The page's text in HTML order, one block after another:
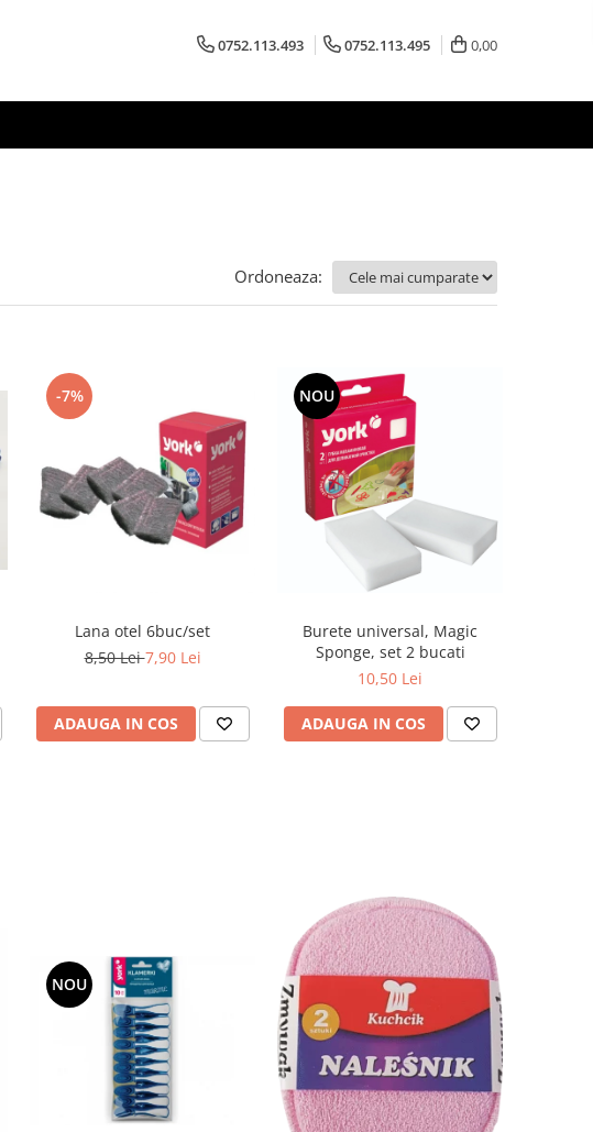
0752.113.493 0752.113.495 0,00
Ordoneaza:
-7%
Lana otel 6buc/set
8,50 Lei7,90 Lei
ADAUGA IN COS
NOU
Burete universal, Magic
Sponge, set 2 bucati
10,50 Lei
ADAUGA IN COS
NOU